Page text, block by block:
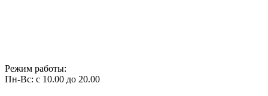
Режим работы:
Пн-Вс: с 10.00 до 20.00